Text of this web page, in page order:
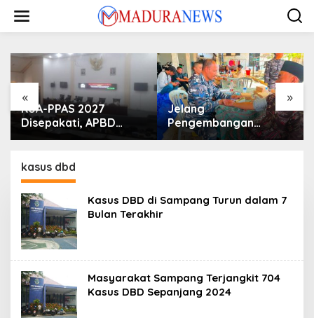
konten
« »
KUA-PPAS 2027
Disepakati, APBD
Sampang Defisit Rp
Jelang
Pengembangan
Lapangan Hidayah,
Nelayan Sampang
kasus dbd
Kasus DBD di Sampang Turun dalam 7
Bulan Terakhir
Masyarakat Sampang Terjangkit 704
Kasus DBD Sepanjang 2024